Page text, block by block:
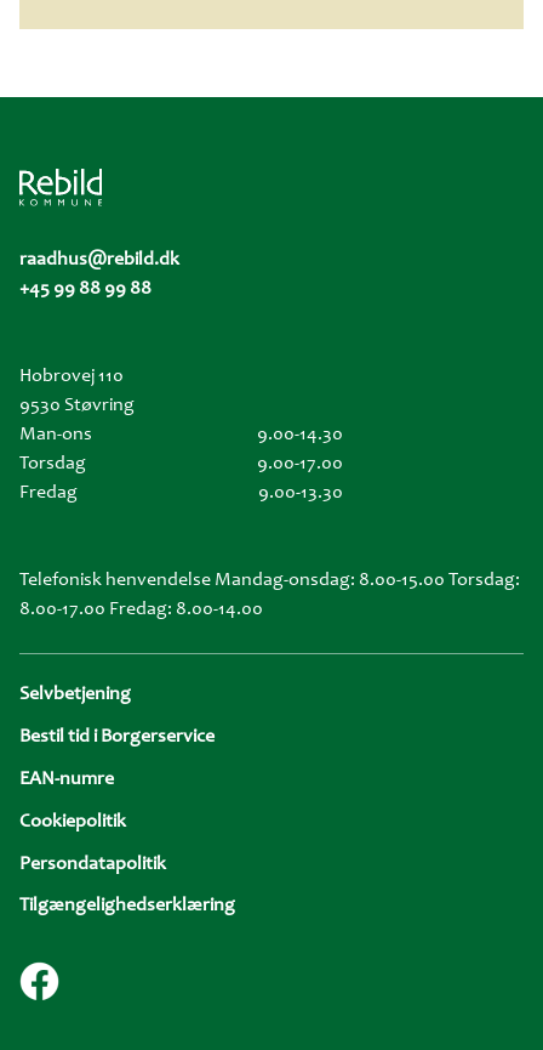
raadhus@rebild.dk
+45 99 88 99 88
Hobrovej 110
9530 Støvring
Man-ons
9.00-14.30
Torsdag
9.00-17.00
Fredag
9.00-13.30
Telefonisk henvendelse Mandag-onsdag: 8.00-15.00 Torsdag:
8.00-17.00 Fredag: 8.00-14.00
Selvbetjening
Bestil tid i Borgerservice
EAN-numre
Cookiepolitik
Persondatapolitik
Tilgængelighedserklæring